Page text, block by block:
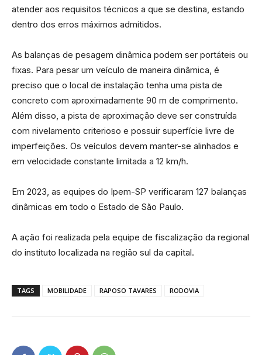
atender aos requisitos técnicos a que se destina, estando
dentro dos erros máximos admitidos.
As balanças de pesagem dinâmica podem ser portáteis ou
fixas. Para pesar um veículo de maneira dinâmica, é
preciso que o local de instalação tenha uma pista de
concreto com aproximadamente 90 m de comprimento.
Além disso, a pista de aproximação deve ser construída
com nivelamento criterioso e possuir superfície livre de
imperfeições. Os veículos devem manter-se alinhados e
em velocidade constante limitada a 12 km/h.
Em 2023, as equipes do Ipem-SP verificaram 127 balanças
dinâmicas em todo o Estado de São Paulo.
A ação foi realizada pela equipe de fiscalização da regional
do instituto localizada na região sul da capital.
TAGS MOBILIDADE RAPOSO TAVARES RODOVIA